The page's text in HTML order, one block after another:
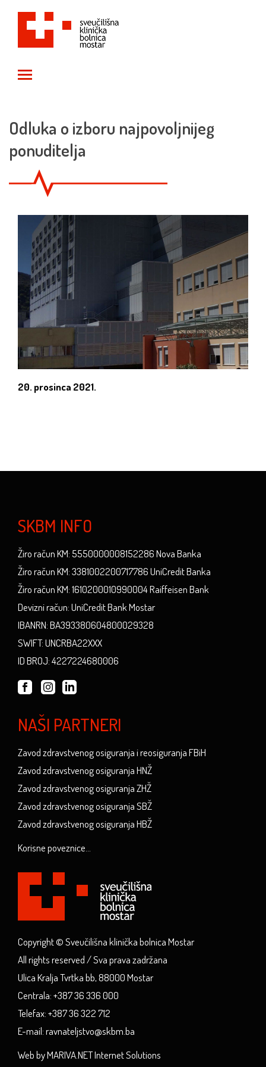
Odluka o izboru najpovoljnijeg
ponuditelja
20. prosinca 2021.
SKBM INFO
Žiro račun KM: 5550000008152286 Nova Banka
Žiro račun KM: 3381002200717786 UniCredit Banka
Žiro račun KM: 1610200010990004 Raiffeisen Bank
Devizni račun: UniCredit Bank Mostar
IBANRN: BA393380604800029328
SWIFT: UNCRBA22XXX
ID BROJ: 4227224680006
NAŠI PARTNERI
Zavod zdravstvenog osiguranja i reosiguranja FBiH
Zavod zdravstvenog osiguranja HNŽ
Zavod zdravstvenog osiguranja ZHŽ
Zavod zdravstvenog osiguranja SBŽ
Zavod zdravstvenog osiguranja HBŽ
Korisne poveznice...
Copyright © Sveučilišna klinička bolnica Mostar
All rights reserved / Sva prava zadržana
Ulica Kralja Tvrtka bb, 88000 Mostar
Centrala: +387 36 336 000
Telefax: +387 36 322 712
E-mail: ravnateljstvo@skbm.ba
Web by MARIVA.NET Internet Solutions